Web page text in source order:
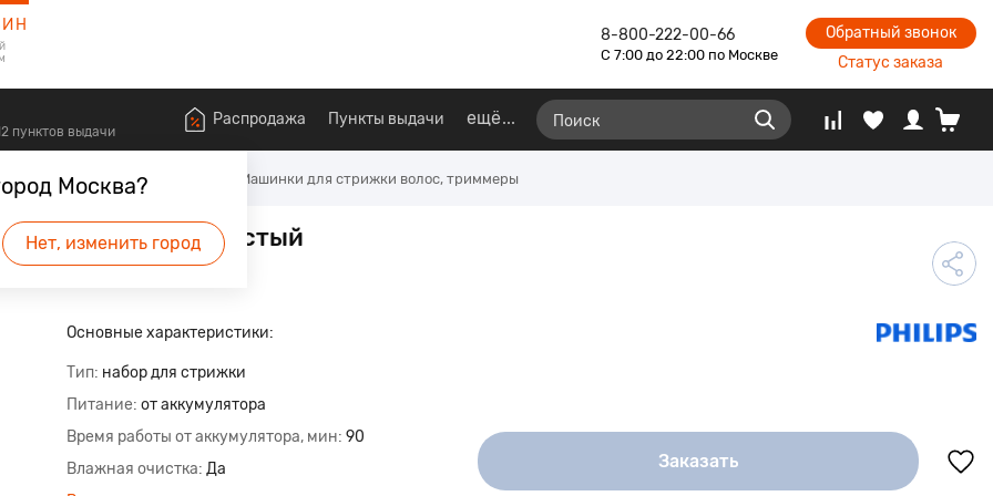
8-800-222-00-66
С 7:00 до 22:00 по Москве
Обратный звонок
Статус заказа
Москва?
Нет, изменить город
пунктов выдачи
Распродажа Пункты выдачи ещё
Для бритья и стрижки Машинки для стрижки волос, триммеры
черный/серебристый
Основные характеристики:
Тип набор для стрижки
Питание от аккумулятора
Время работы от аккумулятора, мин 90
Влажная очистка Да
Заказать